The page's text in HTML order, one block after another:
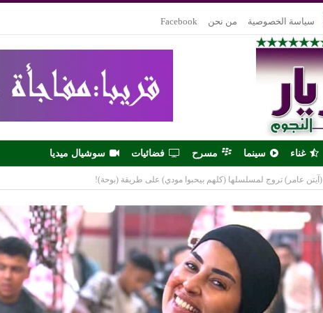
سياسة الخصوصية من نحن Facebook
غناء سينما مسرح فضائيات سوشيال ميديا
(آيتن عامر) تروج لمسلسلها (كلهم بيحبوا مودي) على طريقة (بوحة)!